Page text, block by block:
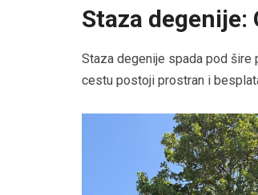
Staza degenije:
Staza degenije spada pod šire
cestu postoji prostran i